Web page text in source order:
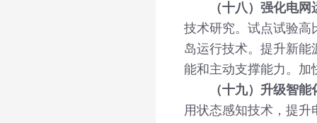
（十八）强化电
技术研究。试点试验高
岛运行技术。提升新
能和主动支撑能力。加
（十九）升级智
用状态感知技术，提